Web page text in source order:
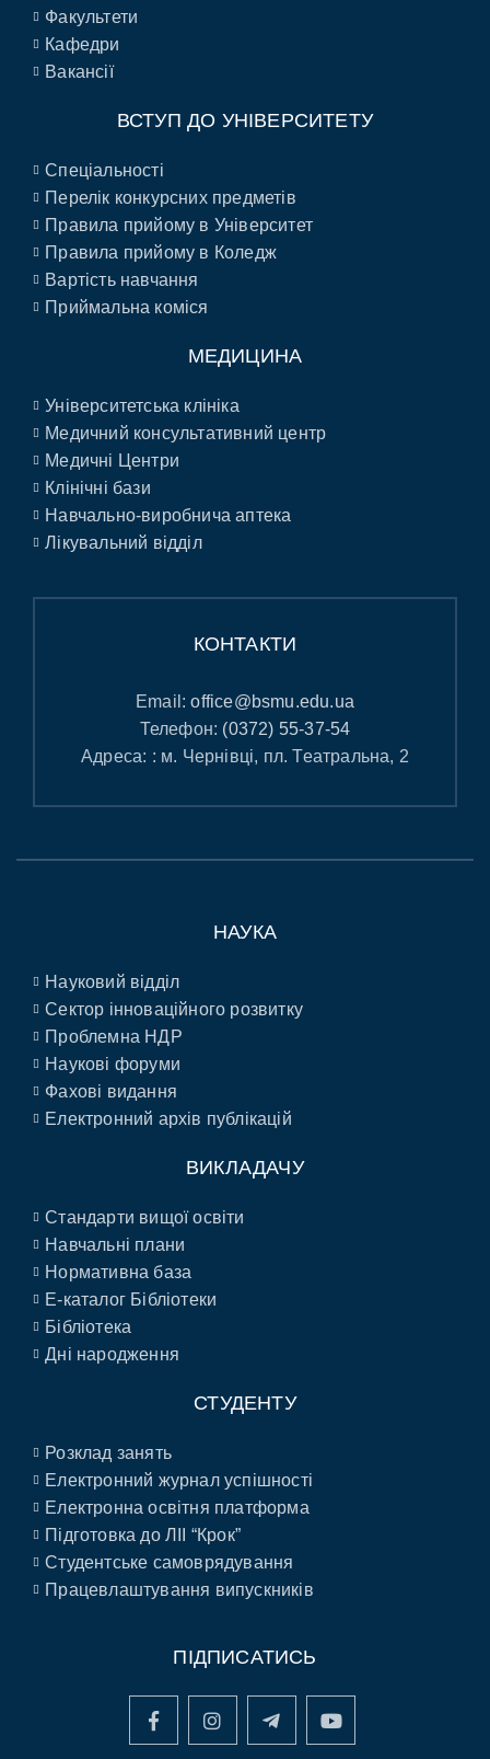
Факультети
Кафедри
Вакансії
ВСТУП ДО УНІВЕРСИТЕТУ
Спеціальності
Перелік конкурсних предметів
Правила прийому в Університет
Правила прийому в Коледж
Вартість навчання
Приймальна коміся
МЕДИЦИНА
Університетська клініка
Медичний консультативний центр
Медичні Центри
Клінічні бази
Навчально-виробнича аптека
Лікувальний відділ
КОНТАКТИ
Email:office@bsmu.edu.ua
Телефон: (0372) 55-37-54
Адреса: : м. Чернівці, пл. Театральна, 2
НАУКА
Науковий відділ
Сектор інноваційного розвитку
Проблемна НДР
Наукові форуми
Фахові видання
Електронний архів публікацій
ВИКЛАДАЧУ
Стандарти вищої освіти
Навчальні плани
Нормативна база
E-каталог Бібліотеки
Бібліотека
Дні народження
СТУДЕНТУ
Розклад занять
Електронний журнал успішності
Електронна освітня платформа
Підготовка до ЛІІ “Крок”
Студентське самоврядування
Працевлаштування випускників
ПІДПИСАТИСЬ